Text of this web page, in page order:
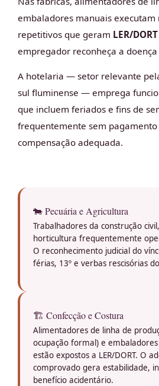
embaladores manuais executam
repetitivos que geram LER/DORT
empregador reconheça a
A hotelaria — setor relevante
sul fluminense — emprega
que incluem feriados e fins de
frequentemente sem
compensação adequada.
🐄 Pecuária e Agricultura
Trabalhadores da construção
horticultura frequentemente
O reconhecimento judicial do
férias, 13º e verbas rescisórias
🏗️ Confecção e Costura
Alimentadores de linha de
ocupação formal) e
estão expostos a LER/DORT. O
comprovado gera estabilidade,
benefício acidentário.